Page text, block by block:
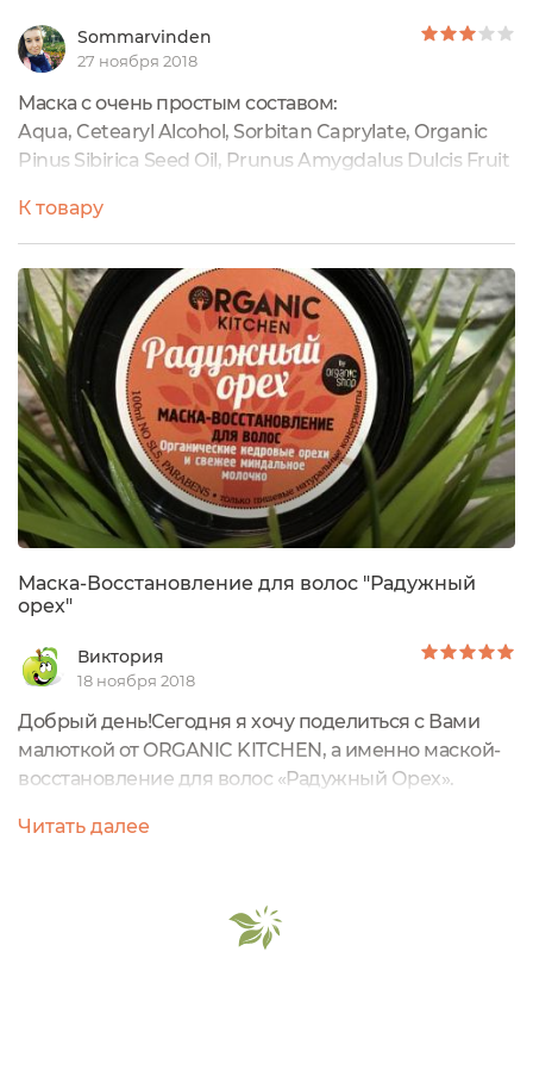
Sommarvinden
27 ноября 2018
Маска с очень простым составом:
Aqua, Cetearyl Alcohol, Sorbitan Caprylate, Organic
Pinus Sibirica Seed Oil, Prunus Amygdalus Dulcis Fruit
Seed Oil, Citric Acid, Benzoic Acid, Sorbic Acid, Parfum
По сути крем, ароматизированный сосной и
орехом. Баночка 100 мл, цена около 100 рублей. На
длинные волосы мне хватило на 4 раза. Эффект от
неё незамысловатый — улучшение расчёсывания
волос, и то через раз. Ничего особенного, на мой
взгляд. Сильного восстановления волос не ждите.
К товару
Маска-Восстановление для волос "Радужный
орех"
Виктория
18 ноября 2018
Добрый день!Сегодня я хочу поделиться с Вами
малюткой от ORGANIC KITCHEN, а именно маской-
восстановление для волос «Радужный Орех».
цена, менее 100 руб. в зависимости от магазина. А
данным средством и понять подходит оно или
стоит присмотреться к другому. Также...
Читать далее